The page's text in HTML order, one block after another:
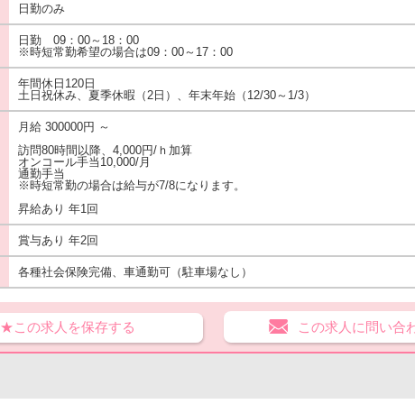
日勤のみ
日勤 09：00～18：00
※時短常勤希望の場合は09：00～17：00
年間休日120日
土日祝休み、夏季休暇（2日）、年末年始（12/30～1/3）
月給 300000円 ～
訪問80時間以降、4,000円/ｈ加算
オンコール手当10,000/月
通勤手当
※時短常勤の場合は給与が7/8になります。
昇給あり 年1回
賞与あり 年2回
各種社会保険完備、車通勤可（駐車場なし）
★この求人を保存する この求人に問い合